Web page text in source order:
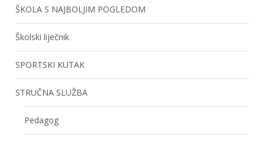
ŠKOLA S NAJBOLJIM POGLEDOM
Školski liječnik
SPORTSKI KUTAK
STRUČNA SLUŽBA
Pedagog